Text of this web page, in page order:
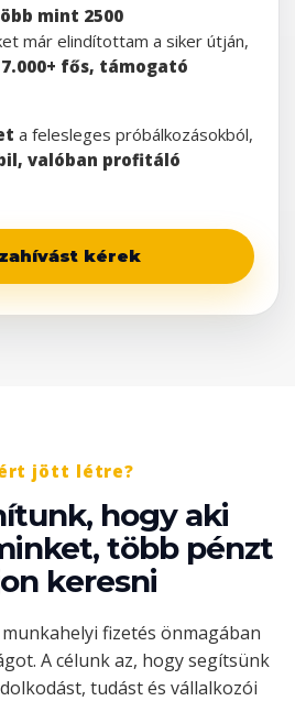
mint 2500
már elindítottam a siker útján,
fős, támogató
a felesleges próbálkozásokból,
valóban profitáló
kérek
jött létre?
hogy aki
több pénzt
keresni
fizetés önmagában
A célunk az, hogy segítsünk
tudást és vállalkozói